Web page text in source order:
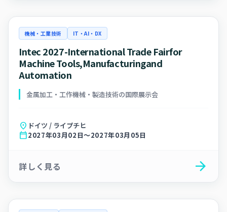
機械・工業技術 IT・AI・DX
Intec 2027-International Trade Fairfor
Machine Tools,Manufacturingand
Automation
金属加工・工作機械・製造技術の国際展示会
location_on ドイツ / ライプチヒ
calendar_today2027年03月02日～2027年03月05日
詳しく見る arrow_forward